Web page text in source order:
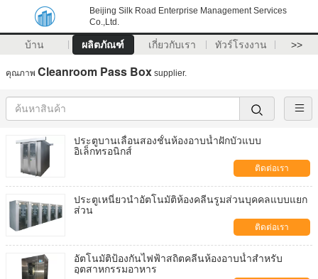
Beijing Silk Road Enterprise Management Services
Co.,Ltd.
บ้าน ผลิตภัณฑ์ เกี่ยวกับเรา ทัวร์โรงงาน >>
คุณภาพ Cleanroom Pass Box supplier.
ประตูบานเลื่อนสองชั้นห้องอาบน้ำฝักบัวแบบ
อิเล็กทรอนิกส์
ติดต่อเรา
ประตูเหนี่ยวนำอัตโนมัติห้องคลีนรูมส่วนบุคคลแบบแยก
ส่วน
ติดต่อเรา
อัตโนมัติป้องกันไฟฟ้าสถิตคลีนห้องอาบน้ำสำหรับ
อุตสาหกรรมอาหาร